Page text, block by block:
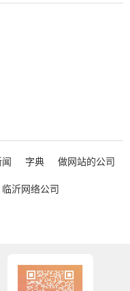
字典 做网站的公司
临沂网络公司